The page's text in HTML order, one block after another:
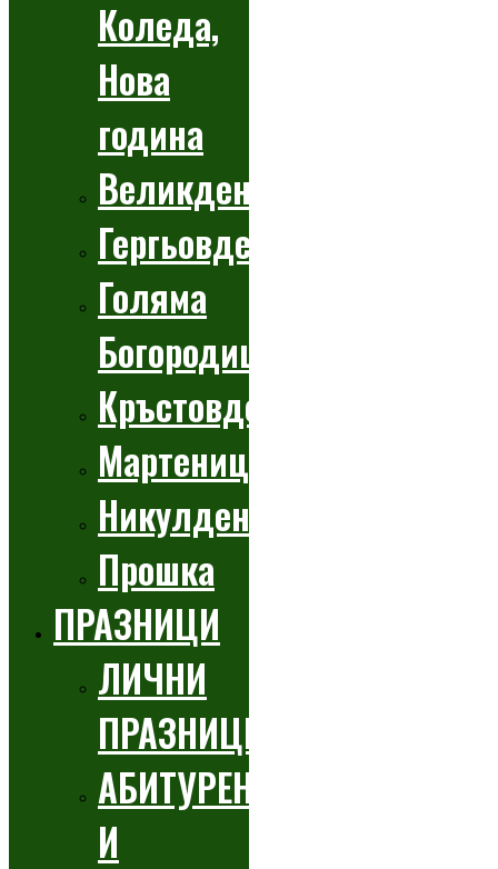
Коледа,
Нова
година
Великден
Гергьовден
Голяма
Богородица
Кръстовден
Мартеници
Никулден
Прошка
ПРАЗНИЦИ
ЛИЧНИ
ПРАЗНИЦИ
АБИТУРЕНТСКИ
И